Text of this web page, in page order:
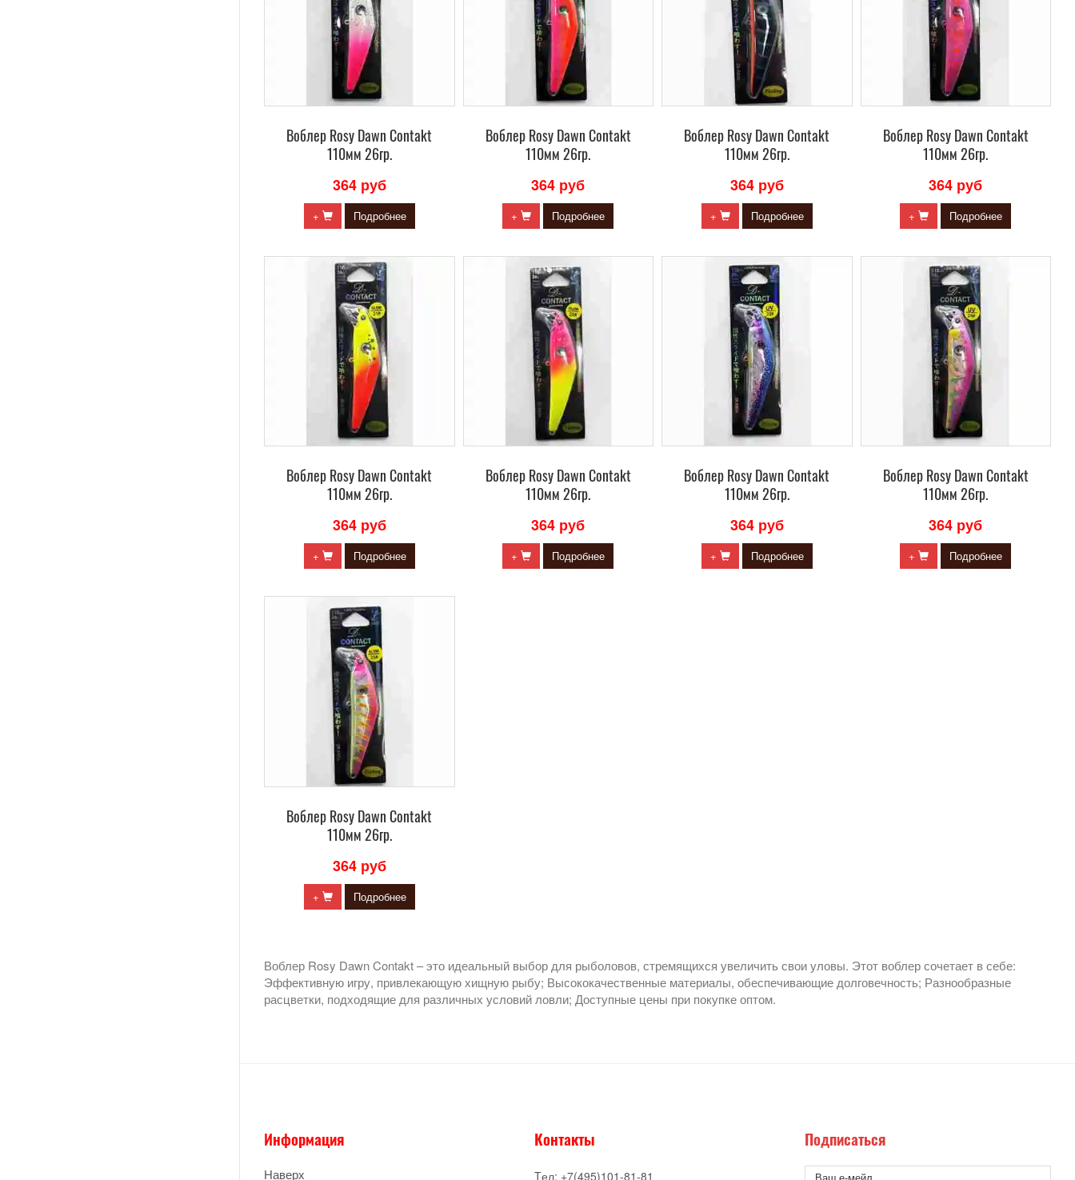
Воблер Rosy Dawn Contakt
110мм 26гр.
364 руб
+ Подробнее
Воблер Rosy Dawn Contakt
110мм 26гр.
364 руб
+ Подробнее
Воблер Rosy Dawn Contakt
110мм 26гр.
364 руб
+ Подробнее
Воблер Rosy Dawn Contakt
110мм 26гр.
364 руб
+ Подробнее
Воблер Rosy Dawn Contakt
110мм 26гр.
364 руб
+ Подробнее
Воблер Rosy Dawn Contakt
110мм 26гр.
364 руб
+ Подробнее
Воблер Rosy Dawn Contakt
110мм 26гр.
364 руб
+ Подробнее
Воблер Rosy Dawn Contakt
110мм 26гр.
364 руб
+ Подробнее
Воблер Rosy Dawn Contakt
110мм 26гр.
364 руб
+ Подробнее
Воблер Rosy Dawn Contakt – это идеальный выбор для рыболовов, стремящихся увеличить свои уловы. Этот воблер сочетает в себе:
Эффективную игру, привлекающую хищную рыбу; Высококачественные материалы, обеспечивающие долговечность; Разнообразные
расцветки, подходящие для различных условий ловли; Доступные цены при покупке оптом.
Информация
Наверх
Контакты
Tел: +7(495)101-81-81
Подписаться